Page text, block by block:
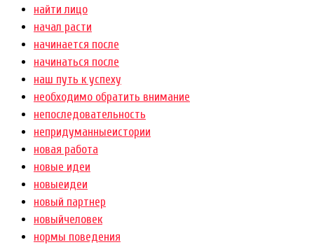
найти лицо
начал расти
начинается после
начинаться после
наш путь к успеху
необходимо обратить внимание
непоследовательность
непридуманныеистории
новая работа
новые идеи
новыеидеи
новый партнер
новыйчеловек
нормы поведения